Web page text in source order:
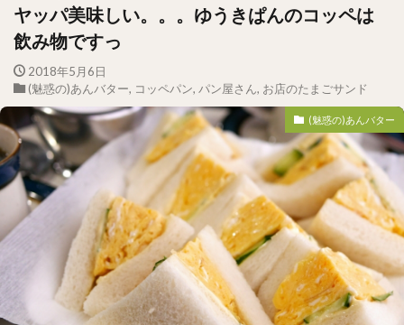
ヤッパ美味しい。。。ゆうきぱんのコッペは
飲み物ですっ
2018年5月6日
(魅惑の)あんバター, コッペパン, パン屋さん, お店のたまごサンド
(魅惑の)あんバター